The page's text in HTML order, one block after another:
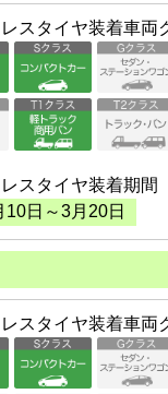
スタイヤ装着車両
スタイヤ装着期間
10日～3月 20日
スタイヤ装着車両